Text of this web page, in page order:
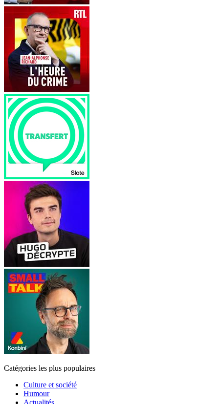
Catégories les plus populaires
Culture et société
Humour
Actualités